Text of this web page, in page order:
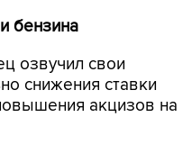
бензина
озвучил свои
снижения ставки
акцизов на